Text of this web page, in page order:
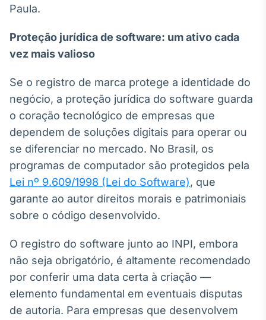
Crédito
Em breve
Paula.
Proteção jurídica de software: um ativo cada
vez mais valioso
Se o registro de marca protege a identidade do
negócio, a proteção jurídica do software guarda
o coração tecnológico de empresas que
dependem de soluções digitais para operar ou
se diferenciar no mercado. No Brasil, os
programas de computador são protegidos pela
Lei nº 9.609/1998 (Lei do Software), que
garante ao autor direitos morais e patrimoniais
sobre o código desenvolvido.
O registro do software junto ao INPI, embora
não seja obrigatório, é altamente recomendado
por conferir uma data certa à criação —
elemento fundamental em eventuais disputas
de autoria. Para empresas que desenvolvem